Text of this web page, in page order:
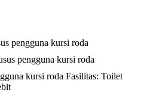
pengguna kursi roda
pengguna kursi roda
kursi roda Fasilitas: Toilet